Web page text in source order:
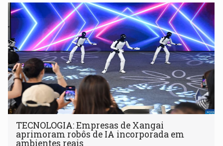
TECNOLOGIA: Empresas de Xangai
aprimoram robôs de IA incorporada em
ambientes reais